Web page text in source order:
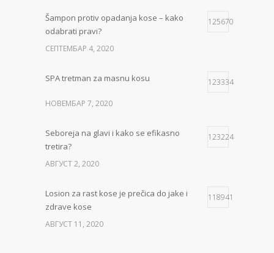
Šampon protiv opadanja kose – kako
odabrati pravi?
125670
СЕПТЕМБАР 4, 2020
SPA tretman za masnu kosu 123334
НОВЕМБАР 7, 2020
Seboreja na glavi i kako se efikasno
tretira?
123224
АВГУСТ 2, 2020
Losion za rast kose je prečica do jake i
zdrave kose
118941
АВГУСТ 11, 2020